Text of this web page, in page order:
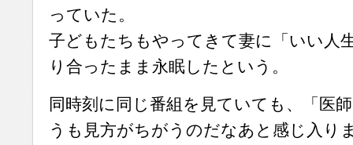
っていた。
子どもたちもやってきて妻に「いい人
り合ったまま永眠したという。
同時刻に同じ番組を見ていても、「医
うも見方がちがうのだなあと感じ入り